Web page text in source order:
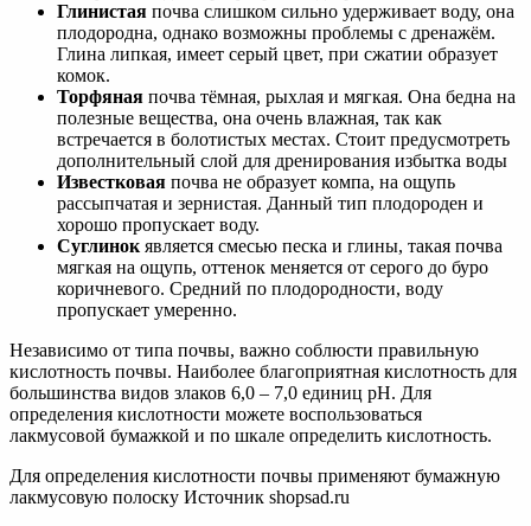
Глинистая почва слишком сильно удерживает воду, она
плодородна, однако возможны проблемы с дренажём.
Глина липкая, имеет серый цвет, при сжатии образует
комок.
Торфяная почва тёмная, рыхлая и мягкая. Она бедна на
полезные вещества, она очень влажная, так как
встречается в болотистых местах. Стоит предусмотреть
дополнительный слой для дренирования избытка воды
Известковая почва не образует компа, на ощупь
рассыпчатая и зернистая. Данный тип плодороден и
хорошо пропускает воду.
Суглинок является смесью песка и глины, такая почва
мягкая на ощупь, оттенок меняется от серого до буро
коричневого. Средний по плодородности, воду
пропускает умеренно.
Независимо от типа почвы, важно соблюсти правильную
кислотность почвы. Наиболее благоприятная кислотность для
большинства видов злаков 6,0 – 7,0 единиц pH. Для
определения кислотности можете воспользоваться
лакмусовой бумажкой и по шкале определить кислотность.
Для определения кислотности почвы применяют бумажную
лакмусовую полоску Источник shopsad.ru